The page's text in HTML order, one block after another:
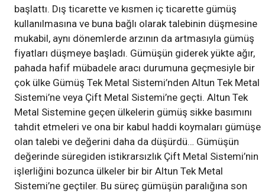
başlattı. Dış ticarette ve kısmen iç ticarette gümüş
kullanılmasına ve buna bağlı olarak talebinin düşmesine
mukabil, aynı dönemlerde arzının da artmasıyla gümüş
fiyatları düşmeye başladı. Gümüşün giderek yükte ağır,
pahada hafif mübadele aracı durumuna geçmesiyle bir
çok ülke Gümüş Tek Metal Sistemi’nden Altun Tek Metal
Sistemi’ne veya Çift Metal Sistemi’ne geçti. Altun Tek
Metal Sistemine geçen ülkelerin gümüş sikke basımını
tahdit etmeleri ve ona bir kabul haddi koymaları gümüşe
olan talebi ve değerini daha da düşürdü… Gümüşün
değerinde süregiden istikrarsızlık Çift Metal Sistemi’nin
işlerliğini bozunca ülkeler bir bir Altun Tek Metal
Sistemi’ne geçtiler. Bu süreç gümüşün paralığına son